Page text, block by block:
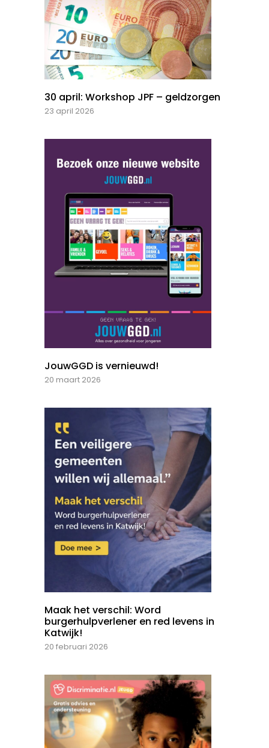
30 april: Workshop JPF – geldzorgen
23 april 2026
JouwGGD is vernieuwd!
20 maart 2026
Maak het verschil: Word
burgerhulpverlener en red levens in
Katwijk!
20 februari 2026